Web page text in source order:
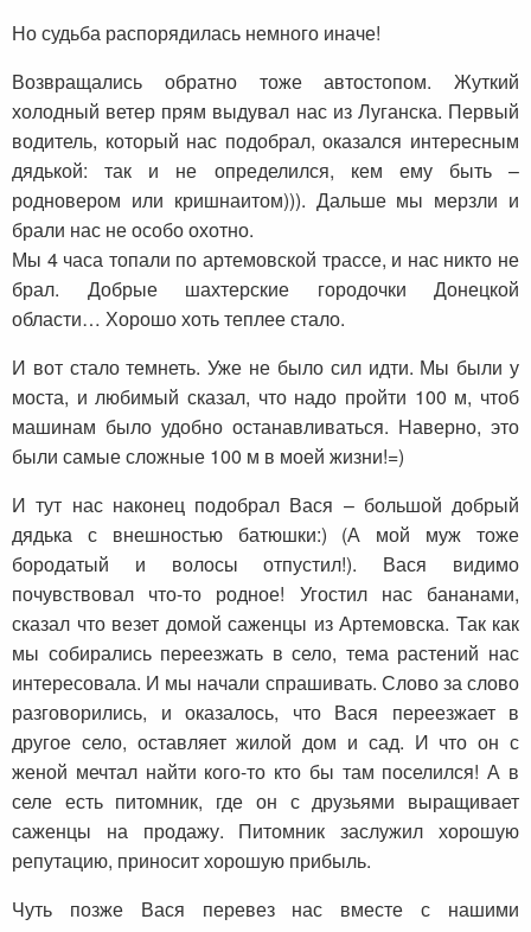
Но судьба распорядилась немного иначе!
Возвращались обратно тоже автостопом. Жуткий
холодный ветер прям выдувал нас из Луганска. Первый
водитель, который нас подобрал, оказался интересным
дядькой: так и не определился, кем ему быть –
родновером или кришнаитом))). Дальше мы мерзли и
брали нас не особо охотно.
Мы 4 часа топали по артемовской трассе, и нас никто не
брал. Добрые шахтерские городочки Донецкой
области… Хорошо хоть теплее стало.
И вот стало темнеть. Уже не было сил идти. Мы были у
моста, и любимый сказал, что надо пройти 100 м, чтоб
машинам было удобно останавливаться. Наверно, это
были самые сложные 100 м в моей жизни!=)
И тут нас наконец подобрал Вася – большой добрый
дядька с внешностью батюшки:) (А мой муж тоже
бородатый и волосы отпустил!). Вася видимо
почувствовал что-то родное! Угостил нас бананами,
сказал что везет домой саженцы из Артемовска. Так как
мы собирались переезжать в село, тема растений нас
интересовала. И мы начали спрашивать. Слово за слово
разговорились, и оказалось, что Вася переезжает в
другое село, оставляет жилой дом и сад. И что он с
женой мечтал найти кого-то кто бы там поселился! А в
селе есть питомник, где он с друзьями выращивает
саженцы на продажу. Питомник заслужил хорошую
репутацию, приносит хорошую прибыль.
Чуть позже Вася перевез нас вместе с нашими